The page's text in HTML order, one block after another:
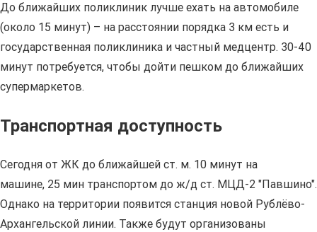
До ближайших поликлиник лучше ехать на автомобиле
(около 15 минут) – на расстоянии порядка 3 км есть и
государственная поликлиника и частный медцентр. 30-40
минут потребуется, чтобы дойти пешком до ближайших
супермаркетов.
Транспортная доступность
Сегодня от ЖК до ближайшей ст. м. 10 минут на
машине, 25 мин транспортом до ж/д ст. МЦД-2 "Павшино".
Однако на территории появится станция новой Рублёво-
Архангельской линии. Также будут организованы